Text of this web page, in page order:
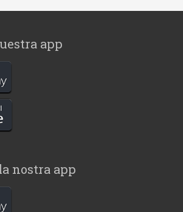
app
nostra app